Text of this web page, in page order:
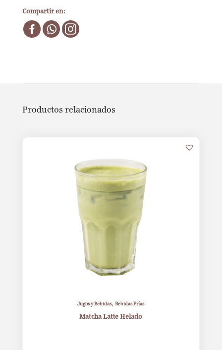
Compartir en:
Productos relacionados
Jugos y Bebidas,Bebidas Frías
Matcha Latte Helado